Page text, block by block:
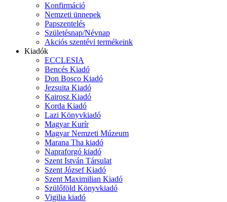
Konfirmáció
Nemzeti ünnepek
Papszentelés
Születésnap/Névnap
Akciós szentévi termékeink
Kiadók
ECCLESIA
Bencés Kiadó
Don Bosco Kiadó
Jezsuita Kiadó
Kairosz Kiadó
Korda Kiadó
Lazi Könyvkiadó
Magyar Kurír
Magyar Nemzeti Múzeum
Marana Tha kiadó
Napraforgó kiadó
Szent István Társulat
Szent József Kiadó
Szent Maximilian Kiadó
Szülőföld Könyvkiadó
Vigilia kiadó